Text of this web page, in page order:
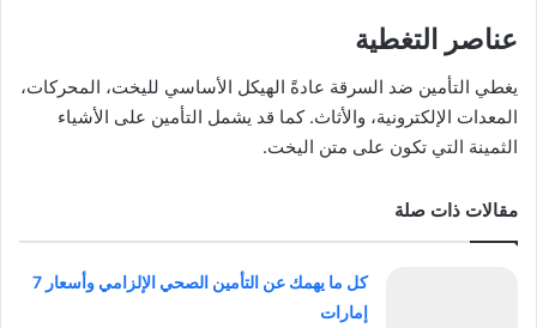
عناصر التغطية
يغطي التأمين ضد السرقة عادةً الهيكل الأساسي لليخت، المحركات،
المعدات الإلكترونية، والأثاث. كما قد يشمل التأمين على الأشياء
الثمينة التي تكون على متن اليخت.
مقالات ذات صلة
كل ما يهمك عن التأمين الصحي الإلزامي وأسعار 7
إمارات